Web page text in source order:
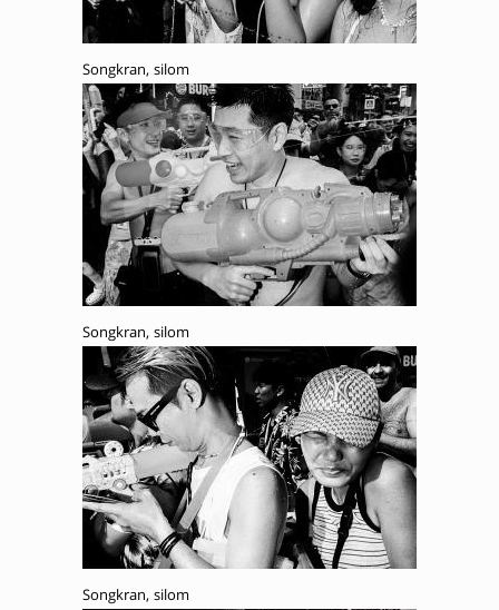
Songkran, silom
Songkran, silom
Songkran, silom